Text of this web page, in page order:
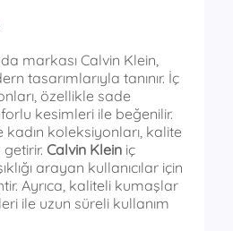
markası Calvin Klein,
tasarımlarıyla tanınır. İç
özellikle sade
kesimleri ile beğenilir.
kadın koleksiyonları, kalite
getirir. Calvin Klein iç
arayan kullanıcılar için
Ayrıca, kaliteli kumaşlar
ile uzun süreli kullanım